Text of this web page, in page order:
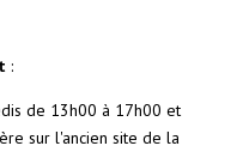
:
de 13h00 à 17h00 et
sur l'ancien site de la